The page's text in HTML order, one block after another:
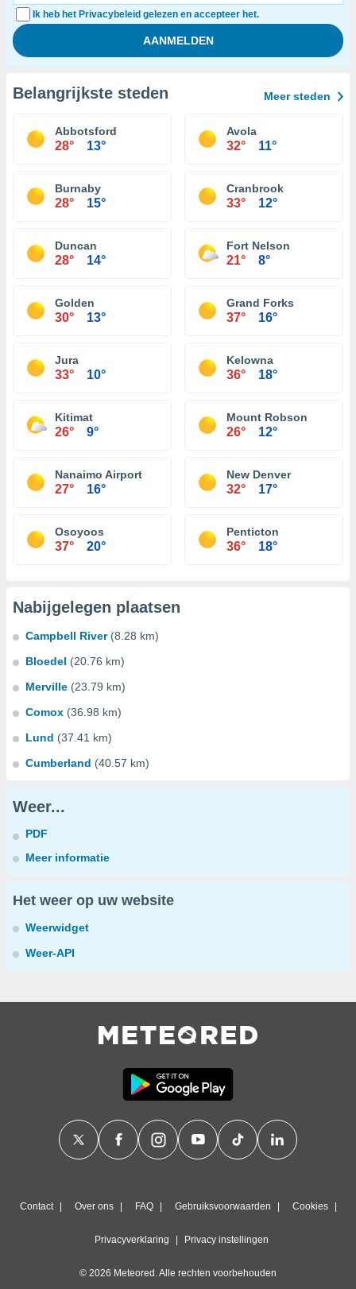
Ik heb het Privacybeleid gelezen en accepteer het.
Belangrijkste steden Meer steden
Abbotsford
28° 13°
Avola
32° 11°
Burnaby
28° 15°
Cranbrook
33° 12°
Duncan
28° 14°
Fort Nelson
21° 8°
Golden
30° 13°
Grand Forks
37° 16°
Jura
33° 10°
Kelowna
36° 18°
Kitimat
26° 9°
Mount Robson
26° 12°
Nanaimo Airport
27° 16°
New Denver
32° 17°
Osoyoos
37° 20°
Penticton
36° 18°
Nabijgelegen plaatsen
Campbell River (8.28 km)
Bloedel (20.76 km)
Merville (23.79 km)
Comox (36.98 km)
Lund (37.41 km)
Cumberland (40.57 km)
Weer...
PDF
Meer informatie
Het weer op uw website
Weerwidget
Weer-API
Contact Over ons FAQ Gebruiksvoorwaarden Cookies
Privacyverklaring Privacy instellingen
© 2026 Meteored. Alle rechten voorbehouden